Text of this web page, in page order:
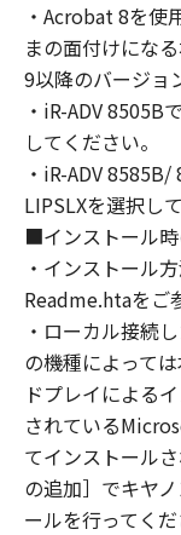
きます。
(3) 上記(1)
ノンまたは
知的財産権
ず、本契約
諾されるも
２．制限
(1) お客様は
布、リース
第三者に「
はできませ
(2) お客様は
は一部を修
ブル、その
ことはでき
為をさせて
・Acrobat 8を使
まの面付けにな
9以降のバージョ
・iR-ADV 8505B
してください。
・iR-ADV
LIPSLXを選択し
■インストール
・インストール
Readme.htaをご
・ローカル接続
の機種によって
ドプレイによる
されている
てインストール
の追加］でキヤ
ールを行ってくだ